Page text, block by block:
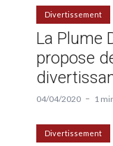
Divertissement
La Plume
propose
04/04/2020 1
Divertissement